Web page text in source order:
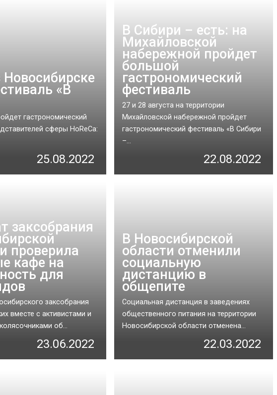
«В
гастрономический
сферы HoReCa:
25.08.2022
В Сибири – есть: на
Михайловской
набережной пройдет
большой
гастрономический
фестиваль
27 и 28 августа на территории
Михайловской набережной пройдет
гастрономический фестиваль «В Сибири
–...
22.08.2022
заксобрания
проверила
кафе на
для
заксобрания
вместе с активистами и
об...
23.06.2022
В Новосибирской
области отменили
социальную
дистанцию в
общепите
Социальная дистанция в заведениях
общественного питания на территории
Новосибирской области отменена...
22.03.2022